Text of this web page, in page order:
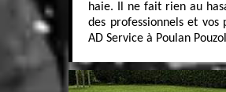
haie. Il ne fait rien au
des professionnels et vos
AD Service à Poulan